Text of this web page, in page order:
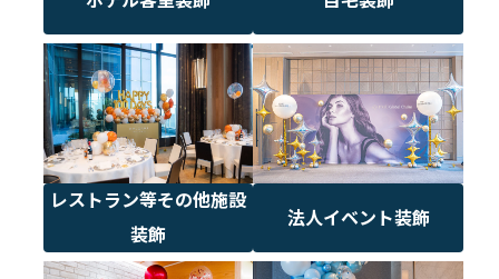
レストラン等その他施設
装飾
法人イベント装飾